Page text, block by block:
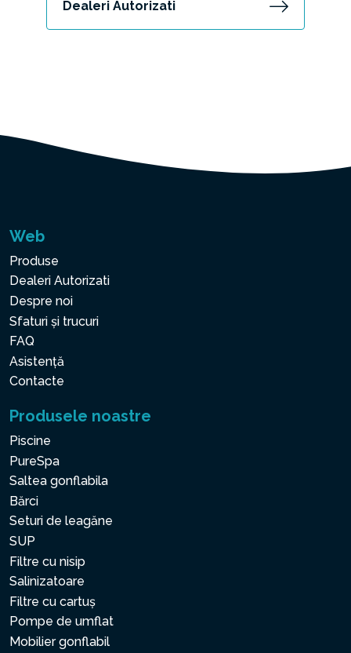
Dealeri Autorizati
Web
Produse
Dealeri Autorizati
Despre noi
Sfaturi și trucuri
FAQ
Asistență
Contacte
Produsele noastre
Piscine
PureSpa
Saltea gonflabila
Bărci
Seturi de leagăne
SUP
Filtre cu nisip
Salinizatoare
Filtre cu cartuș
Pompe de umflat
Mobilier gonflabil